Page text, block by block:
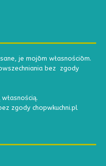
je mojōm własnościōm.
bez zgody
zgody chopwkuchni.pl